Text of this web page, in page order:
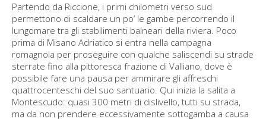
Partendo da Riccione, i primi chilometri verso sud
permettono di scaldare un po’ le gambe percorrendo il
lungomare tra gli stabilimenti balneari della riviera. Poco
prima di Misano Adriatico si entra nella campagna
romagnola per proseguire con qualche saliscendi su strade
sterrate fino alla pittoresca frazione di Valliano, dove è
possibile fare una pausa per ammirare gli affreschi
quattrocenteschi del suo santuario. Qui inizia la salita a
Montescudo: quasi 300 metri di dislivello, tutti su strada,
ma da non prendere eccessivamente sottogamba a causa